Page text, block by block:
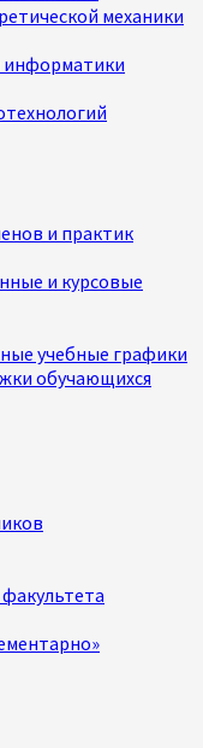
механики
информатики
и практик
и курсовые
учебные графики
обучающихся